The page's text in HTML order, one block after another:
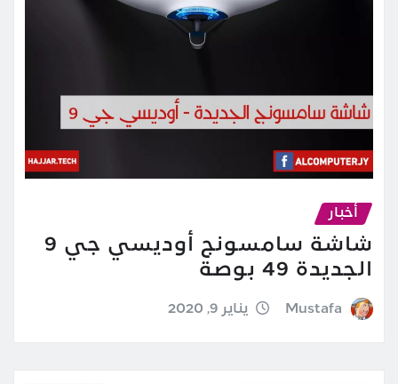
أخبار
شاشة سامسونج أوديسي جي 9
الجديدة 49 بوصة
Mustafa يناير 9, 2020